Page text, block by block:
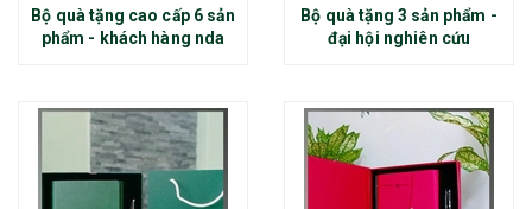
Bộ quà tặng cao cấp 6 sản
phẩm - khách hàng nda
Bộ quà tặng 3 sản phẩm -
đại hội nghiên cứu